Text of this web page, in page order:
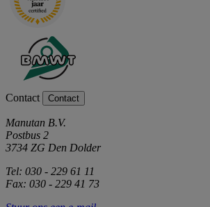
Contact Contact
Manutan B.V.
Postbus 2
3734 ZG Den Dolder
Tel: 030 - 229 61 11
Fax: 030 - 229 41 73